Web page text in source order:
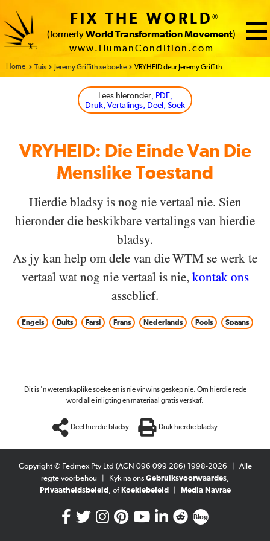
FIX THE WORLD®
(formerly World Transformation Movement)
www.HumanCondition.com
Home Tuis Jeremy Griffith se boeke VRYHEID deur Jeremy Griffith
Lees hieronder, PDF,
Druk, Vertalings, Deel, Soek
VRYHEID: Die Einde Van Die
Menslike Toestand
Hierdie bladsy is nog nie vertaal nie. Sien
hieronder die beskikbare vertalings van hierdie
bladsy.
As jy kan help om dele van die WTM se werk te
vertaal wat nog nie vertaal is nie, kontak ons
asseblief.
Engels Duits Farsi Frans Nederlands Pools Spaans
Dit is 'n wetenskaplike soeke en is nie vir wins geskep nie. Om hierdie rede
word alle inligting en materiaal gratis verskaf.
Deel hierdie bladsy Druk hierdie bladsy
Copyright © Fedmex Pty Ltd (ACN 096 099 286) 1998-2026
Alle
regte voorbehou
Kyk na ons Gebruiksvoorwaardes,
Privaatheidsbeleid , of Koekiebeleid Media Navrae
Blog